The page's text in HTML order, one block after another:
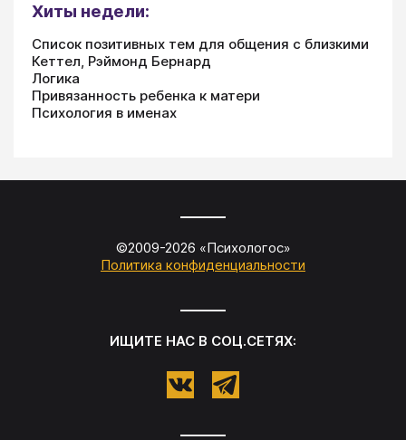
Хиты недели:
Список позитивных тем для общения с близкими
Кеттел, Рэймонд Бернард
Логика
Привязанность ребенка к матери
Психология в именах
©2009-2026 «Психологос»
Политика конфиденциальности
ИЩИТЕ НАС В СОЦ.СЕТЯХ: